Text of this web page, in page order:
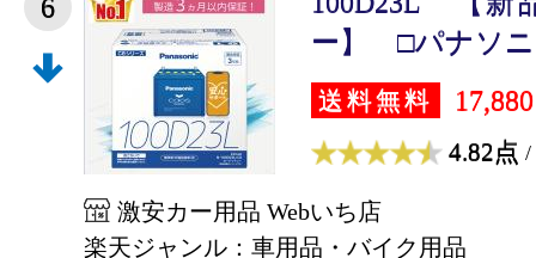
6
ー】 □パナソニ
送料無料
4.82点 /
激安カー用品 Webいち店
楽天ジャンル：車用品・バイク用品